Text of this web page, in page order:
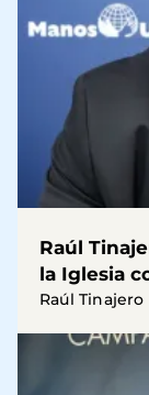
Raúl
la Iglesia
Raúl Tinajero